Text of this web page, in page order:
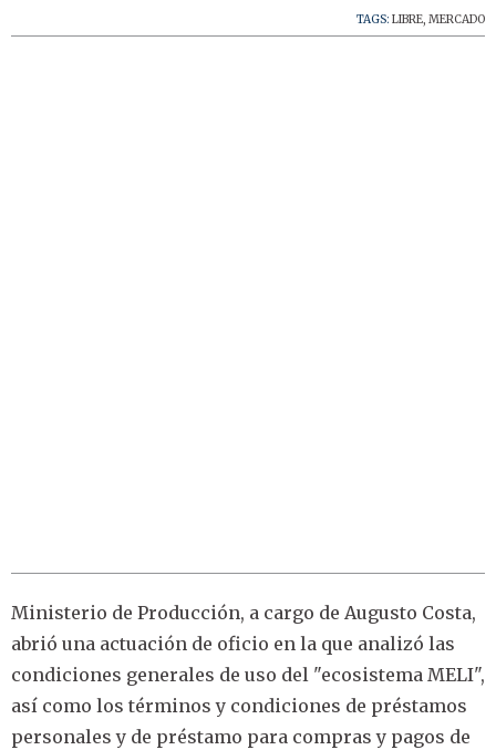
TAGS: LIBRE, MERCADO
Ministerio de Producción, a cargo de Augusto Costa,
abrió una actuación de oficio en la que analizó las
condiciones generales de uso del "ecosistema MELI",
así como los términos y condiciones de préstamos
personales y de préstamo para compras y pagos de